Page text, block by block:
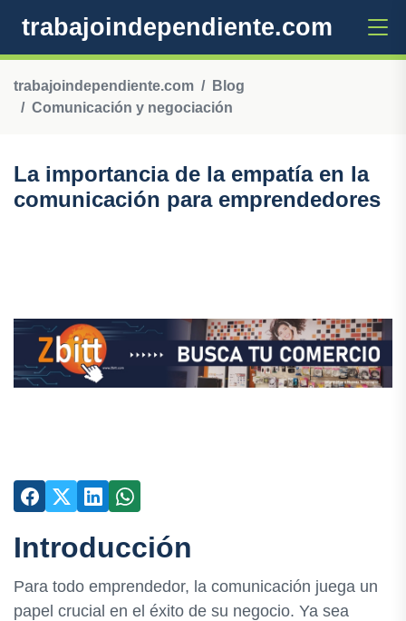
trabajoindependiente.com
trabajoindependiente.com
Blog
Comunicación y negociación
La importancia de la empatía en la
comunicación para emprendedores
Introducción
Para todo emprendedor, la comunicación juega un
papel crucial en el éxito de su negocio. Ya sea